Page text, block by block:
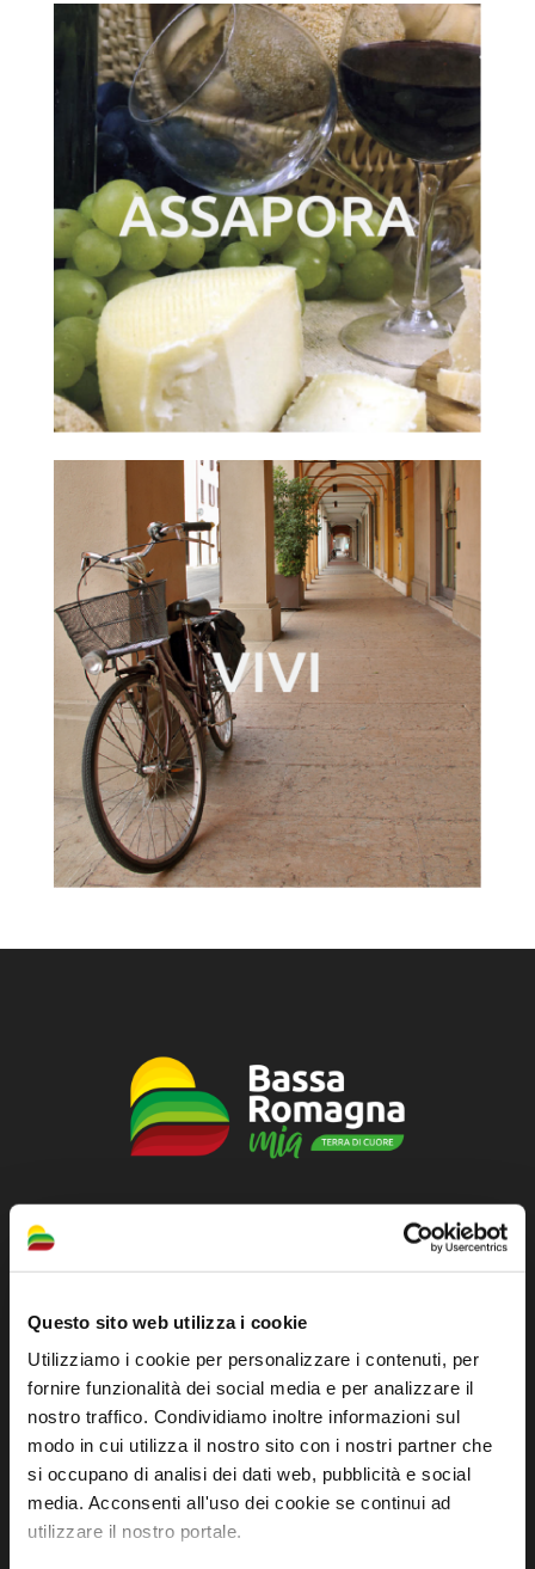
Questo sito web utilizza i cookie
Utilizziamo i cookie per personalizzare i contenuti, per
fornire funzionalità dei social media e per analizzare il
nostro traffico. Condividiamo inoltre informazioni sul
modo in cui utilizza il nostro sito con i nostri partner che
si occupano di analisi dei dati web, pubblicità e social
media. Acconsenti all'uso dei cookie se continui ad
utilizzare il nostro portale.
Sito ufficiale di informazione turistica
dell'Unione dei Comuni della Bassa Romagna
Tel. +39 0545 280898
turismo@unione.labassaromagna.it
P.IVA e Cod. Fiscale 02291370399
P.E.C. pg.unione.labassaromagna.it@legalmail.it